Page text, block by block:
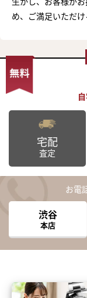
め、ご満足いただけ
宅配
査定
お電
渋谷
本店